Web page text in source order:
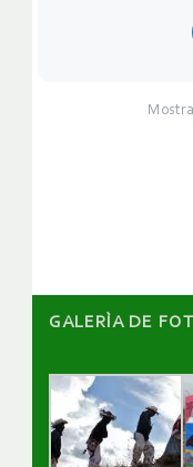
GALERÌA DE